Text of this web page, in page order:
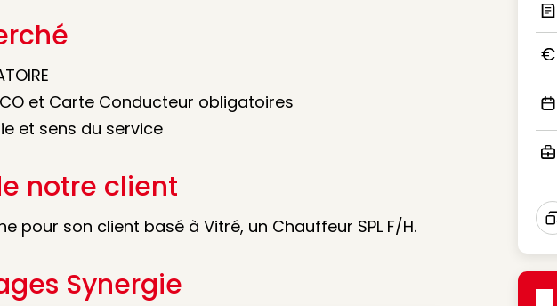
et Carte Conducteur obligatoires
et sens du service
notre client
pour son client basé à Vitré, un Chauffeur SPL F/H.
Synergie